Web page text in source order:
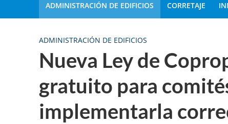
ADMINISTRACIÓN DE EDIFICIOS CORRETAJE
ADMINISTRACIÓN DE EDIFICIOS
Nueva Ley de
gratuito para
implementarla